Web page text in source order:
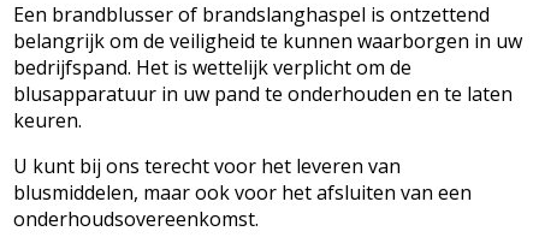
Een brandblusser of brandslanghaspel is ontzettend
belangrijk om de veiligheid te kunnen waarborgen in uw
bedrijfspand. Het is wettelijk verplicht om de
blusapparatuur in uw pand te onderhouden en te laten
keuren.
U kunt bij ons terecht voor het leveren van
blusmiddelen, maar ook voor het afsluiten van een
onderhoudsovereenkomst.